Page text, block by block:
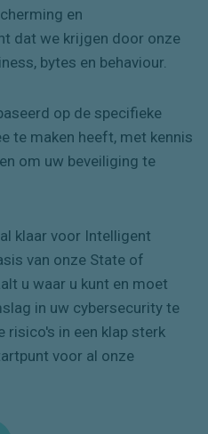
en
dat we krijgen door onze
bytes en behaviour.
op de specifieke
te maken heeft, met kennis
om uw beveiliging te
klaar voor Intelligent
van onze State of
u waar u kunt en moet
in uw cybersecurity te
risico's in een klap sterk
voor al onze